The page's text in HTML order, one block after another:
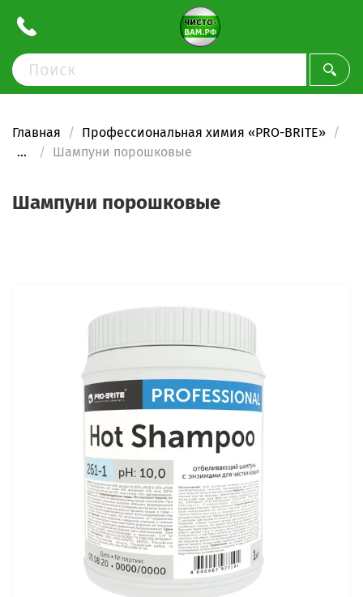
Главная
Профессиональная химия «PRO-BRITE»
...
Шампуни порошковые
Шампуни порошковые